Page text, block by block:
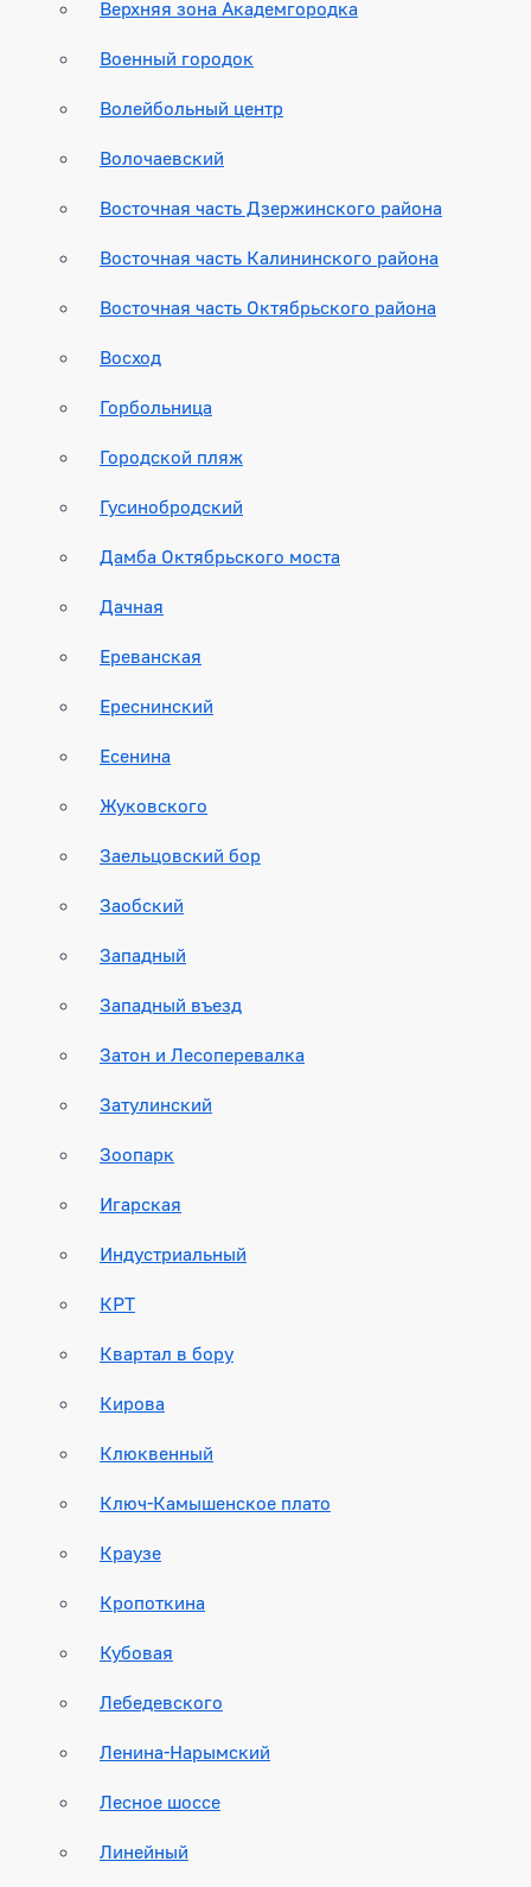
Верхняя зона Академгородка
Военный городок
Волейбольный центр
Волочаевский
Восточная часть Дзержинского района
Восточная часть Калининского района
Восточная часть Октябрьского района
Восход
Горбольница
Городской пляж
Гусинобродский
Дамба Октябрьского моста
Дачная
Ереванская
Ереснинский
Есенина
Жуковского
Заельцовский бор
Заобский
Западный
Западный въезд
Затон и Лесоперевалка
Затулинский
Зоопарк
Игарская
Индустриальный
КРТ
Квартал в бору
Кирова
Клюквенный
Ключ-Камышенское плато
Краузе
Кропоткина
Кубовая
Лебедевского
Ленина-Нарымский
Лесное шоссе
Линейный